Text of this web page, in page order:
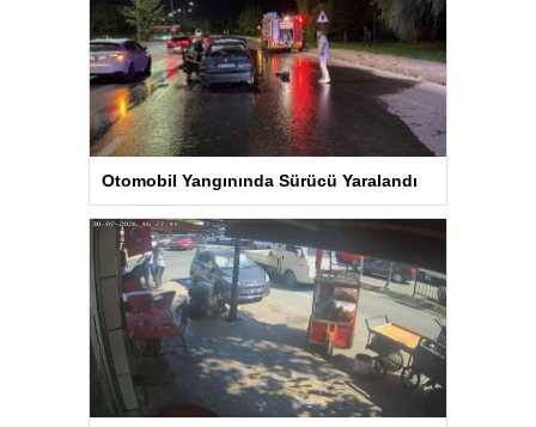
Otomobil Yangınında Sürücü Yaralandı